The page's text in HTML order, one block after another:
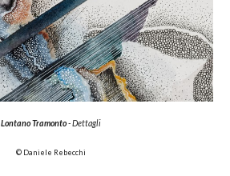
Lontano Tramonto- Dettagli
© Daniele Rebecchi